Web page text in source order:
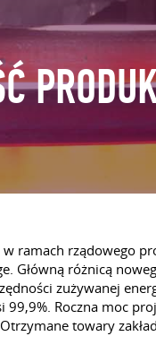
w ramach rządowego
Główną różnicą
zużywanej
99,9%. Roczna moc
towary